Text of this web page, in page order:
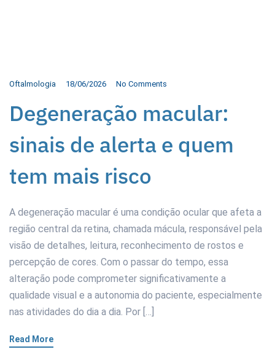
Oftalmologia 18/06/2026 No Comments
Degeneração macular:
sinais de alerta e quem
tem mais risco
A degeneração macular é uma condição ocular que afeta a
região central da retina, chamada mácula, responsável pela
visão de detalhes, leitura, reconhecimento de rostos e
percepção de cores. Com o passar do tempo, essa
alteração pode comprometer significativamente a
qualidade visual e a autonomia do paciente, especialmente
nas atividades do dia a dia. Por […]
Read More